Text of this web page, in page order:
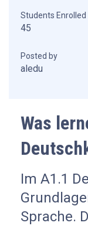
Students Enrolled
45
Posted by
aledu
Was
Im A1.1
Sprache.